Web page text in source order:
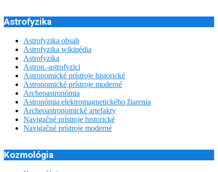
Astrofyzika
Astrofyzika obsah
Astrofyzika wikipédia
Astrofyzika
Astron.-astrofyzici
Astronomické prístroje historické
Astronomické prístroje moderné
Archeoastronómia
Astronómia elektromagnetického žiarenia
Archeoastronomické artefakty
Navigačné prístroje historické
Navigačné prístroje moderné
Kozmológia